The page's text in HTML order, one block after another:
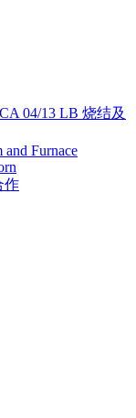
04/13 LB 烧结及
and Furnace
作